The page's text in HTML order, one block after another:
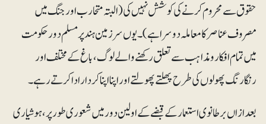
حقوق سے محروم کرنے کی کوشش نہیں کی (البتہ متحارب اور جنگ میں
مصروف عناصر کا معاملہ دوسرا ہے)۔ یوں سرزمین ہند پر مسلم دور حکومت
میں تمام افکار و مذاہب سے تعلق رکھنے والے لوگ، باغ کے مختلف اور
رنگارنگ پھولوں کی طرح پھلتے پھولتے اور اپنا اپنا کردار ادا کرتے رہے۔
بعدازاں برطانوی استعمار کے قبضے کے اولین دور میں شعوری طور پر، ہوشیاری